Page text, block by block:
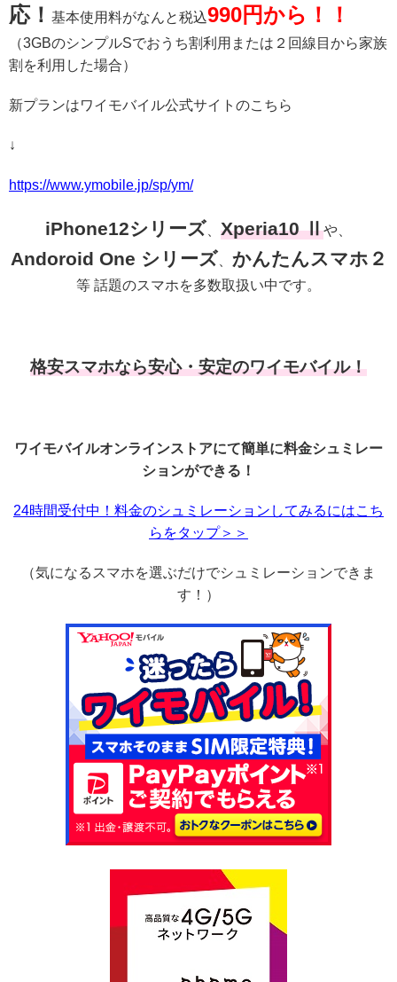
応！ 基本使用料がなんと税込990円から！！
（3GBのシンプルSでおうち割利用または２回線目から家族
割を利用した場合）
新プランはワイモバイル公式サイトのこちら
↓
https://www.ymobile.jp/sp/ym/
iPhone12シリーズ Xperia10 Ⅱや、
Andoroid One シリーズ かんたんスマホ２
等 話題のスマホを多数取扱い中です。
格安スマホなら安心・安定のワイモバイル！
ワイモバイルオンラインストアにて簡単に料金シュミレー
ションができる！
24時間受付中！料金のシュミレーションしてみるにはこち
らをタップ＞＞
（気になるスマホを選ぶだけでシュミレーションできま
す！）